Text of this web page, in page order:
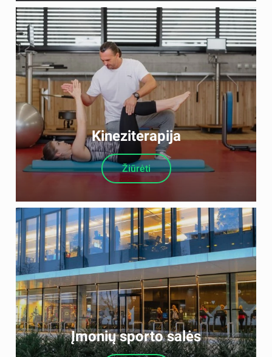
Kineziterapija
Žiūrėti
Įmonių sporto salės